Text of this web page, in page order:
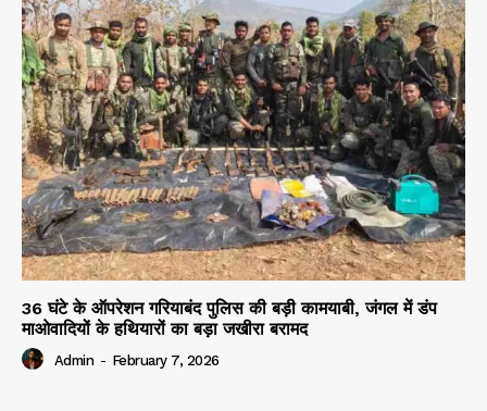
36 घंटे के ऑपरेशन गरियाबंद पुलिस की बड़ी कामयाबी, जंगल में डंप
माओवादियों के हथियारों का बड़ा जखीरा बरामद
Admin - February 7, 2026